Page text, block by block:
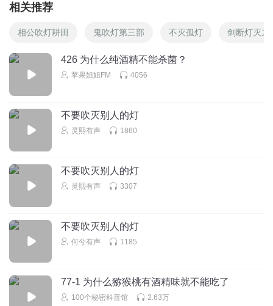
相关推荐
相公吹灯耕田 鬼吹灯第三部 不灭孤灯 剑断灯灭之
426 为什么纯酒精不能杀菌？
苹果姐姐FM 4056
不要吹灭别人的灯
灵熙有声 1860
不要吹灭别人的灯
灵熙有声 3307
不要吹灭别人的灯
何兮有声 1185
77-1 为什么猕猴桃有酒精味就不能吃了
100个秘密科普馆 2.63万